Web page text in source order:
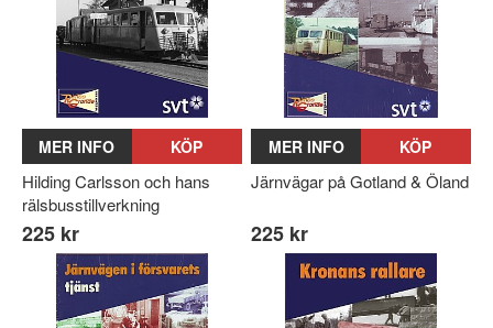
MER INFO KÖP
Hilding Carlsson och hans
rälsbusstillverkning
225 kr
MER INFO KÖP
Järnvägar på Gotland & Öland
225 kr